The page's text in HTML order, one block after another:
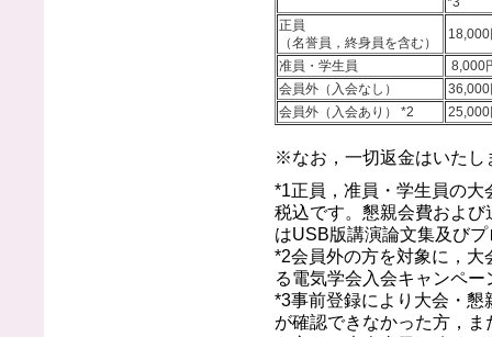
正員
（名誉員，終身員を含む）
18,000
准員・学生員
8,000
会員外（入会なし）
36,000
会員外（入会あり） *2
25,000
※なお，一切返金はいたし
*1正員，准員・学生員の
税込です。懇親会費およ
はUSB版講演論文集及び
*2会員外の方を対象に，
る電気学会入会キャンペ
*3事前登録により大会・
が確認できなかった方，